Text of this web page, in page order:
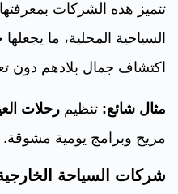
تتميز هذه الشركات
السياحية المحلية، ما
اكتشاف جمال بلادهم دون
مثال شائع: تنظيم رحلات
مريح وبرامج يومية مشوقة.
شركات السياحة